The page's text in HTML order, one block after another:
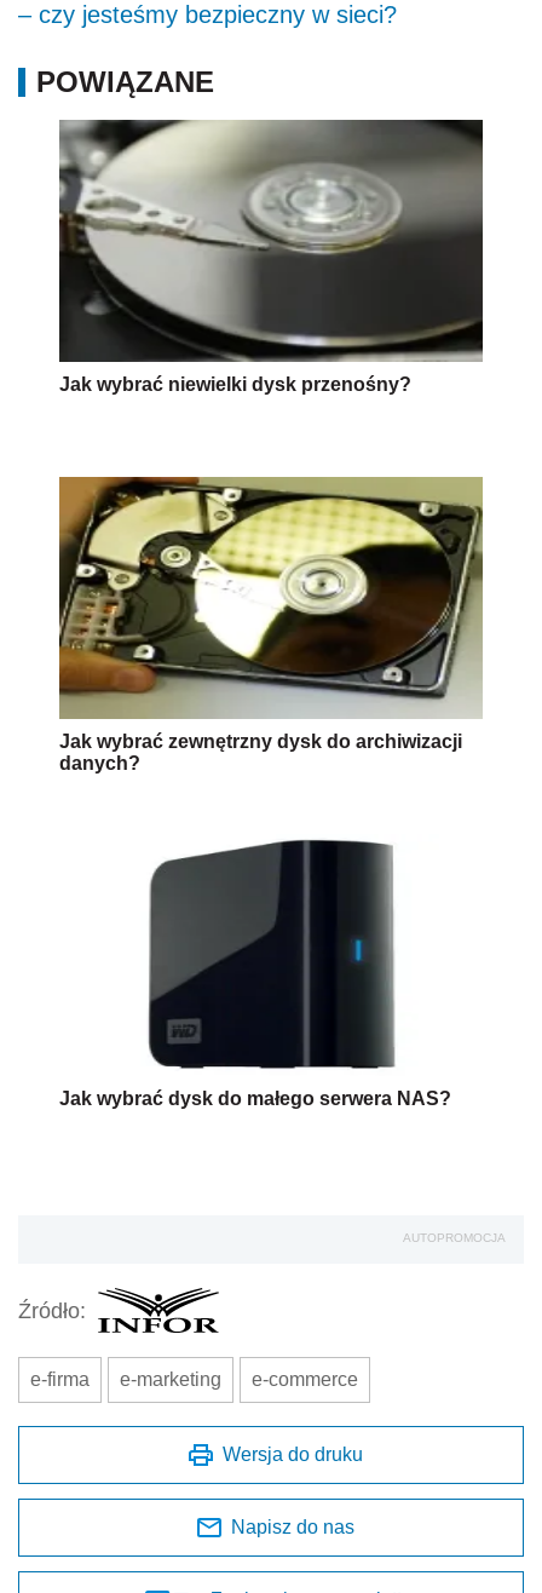
– czy jesteśmy bezpieczny w sieci?
POWIĄZANE
Jak wybrać niewielki dysk przenośny?
Jak wybrać zewnętrzny dysk do archiwizacji
danych?
Jak wybrać dysk do małego serwera NAS?
AUTOPROMOCJA
Źródło:
e-firma e-marketing e-commerce
Wersja do druku
Napisz do nas